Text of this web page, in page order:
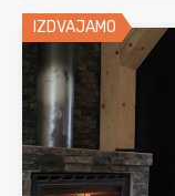
IZDVAJAMO